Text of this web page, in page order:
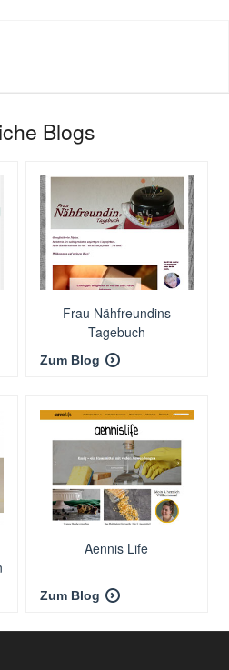
Blogs
Frau Nähfreundins
Tagebuch
Zum Blog
Aennis Life
Zum Blog